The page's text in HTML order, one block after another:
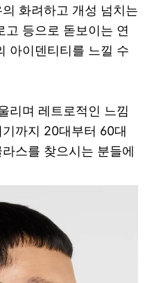
화려하고 개성 넘치는
고 등으로 돋보이는 연
아이덴티티를 느낄 수
리며 레트로적인 느낌
까지 20대부터 60대
스를 찾으시는 분들에